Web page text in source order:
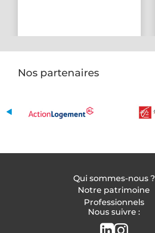
Nos partenaires
Qui sommes-nous ?
Notre patrimoine
Professionnels
Nous suivre :